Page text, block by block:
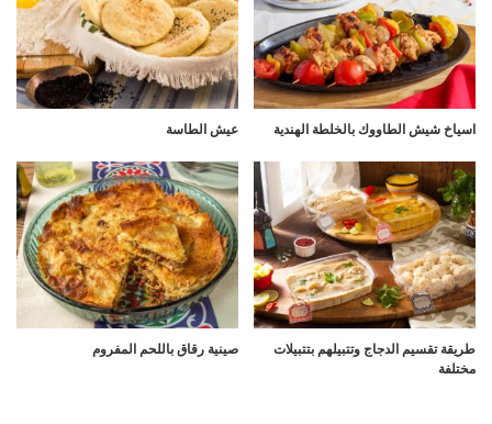
اسياخ شيش الطاووك بالخلطة الهندية عيش الطاسة
طريقة تقسيم الدجاج وتتبيلهم بتتبيلات
مختلفة
صينية رقاق باللحم المفروم